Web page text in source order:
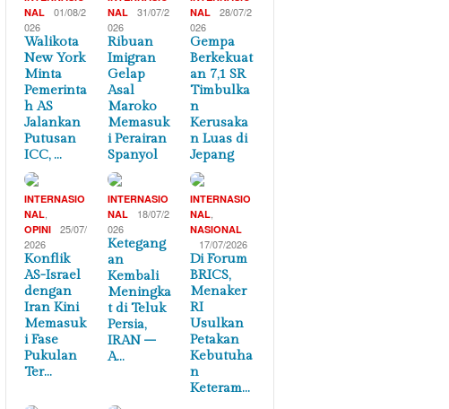
NAL
01/08/2
026
Walikota
New York
Minta
Pemerinta
h AS
Jalankan
Putusan
ICC, …
NAL
31/07/2
026
Ribuan
Imigran
Gelap
Asal
Maroko
Memasuk
i Perairan
Spanyol
NAL
28/07/2
026
Gempa
Berkekuat
an 7,1 SR
Timbulka
n
Kerusaka
n Luas di
Jepang
INTERNASIO
NAL
OPINI
25/07/
2026
Konflik
AS-Israel
dengan
Iran Kini
Memasuk
i Fase
Pukulan
Ter…
INTERNASIO
NAL
18/07/2
026
Ketegang
an
Kembali
Meningka
t di Teluk
Persia,
IRAN –
A…
INTERNASIO
NAL
NASIONAL
17/07/2026
Di Forum
BRICS,
Menaker
RI
Usulkan
Petakan
Kebutuha
n
Keteram…